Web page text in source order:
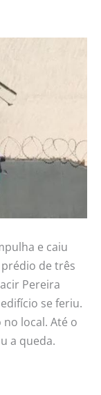
e caiu
de três
Pereira
se feriu.
local. Até o
a queda.